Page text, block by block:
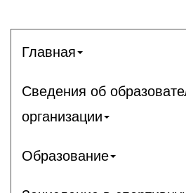
Главная
Сведения об
организации
Образование